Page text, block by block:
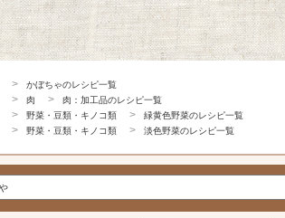
かぼちゃのレシピ一覧
肉
肉：加工品のレシピ一覧
野菜・豆類・キノコ類
緑黄色野菜のレシピ一覧
野菜・豆類・キノコ類 淡色野菜のレシピ一覧